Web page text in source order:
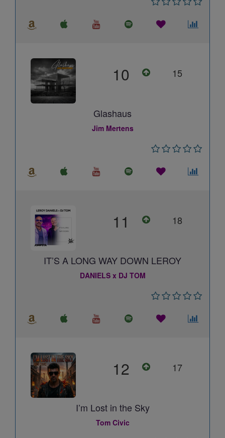
10 15
Glashaus
Jim Mertens
11 18
IT’S A LONG WAY DOWN LEROY
DANIELS x DJ TOM
12 17
I’m Lost in the Sky
Tom Civic